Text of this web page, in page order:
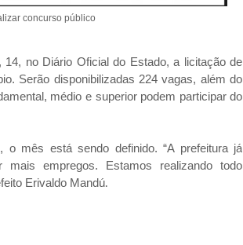
concurso público
no Diário Oficial do Estado, a licitação de
Serão disponibilizadas 224 vagas, além do
médio e superior podem participar do
mês está sendo definido. “A prefeitura já
empregos. Estamos realizando todo
Erivaldo Mandú.